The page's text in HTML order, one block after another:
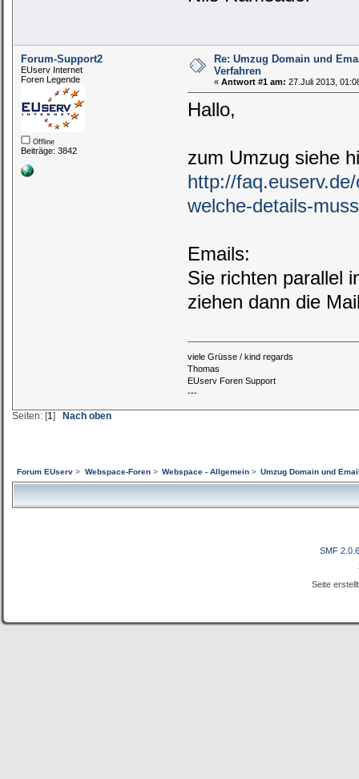
Forum-Support2
EUserv Internet
Foren Legende
Offline
Beiträge: 3842
Re: Umzug Domain und
Verfahren
« Antwort #1 am: 27.Juli 2013,
Hallo,
zum Umzug siehe
http://
welche-details-
Emails:
Sie richten parallel
ziehen dann die
viele Grüsse / kind regards
Thomas
EUserv Foren Support
---
Seiten: [1] Nach oben
Forum EUserv > Webspace-Foren> Webspace - Allgemein> Umzug Domain und
SMF 2.0.6
Seite